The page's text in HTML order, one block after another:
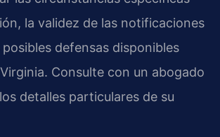
la validez de las notificaciones
posibles defensas disponibles
Consulte con un abogado
detalles particulares de su